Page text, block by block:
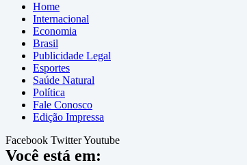
Home
Internacional
Economia
Brasil
Publicidade Legal
Esportes
Saúde Natural
Política
Fale Conosco
Edição Impressa
Facebook TwitterYoutube
Você está em: